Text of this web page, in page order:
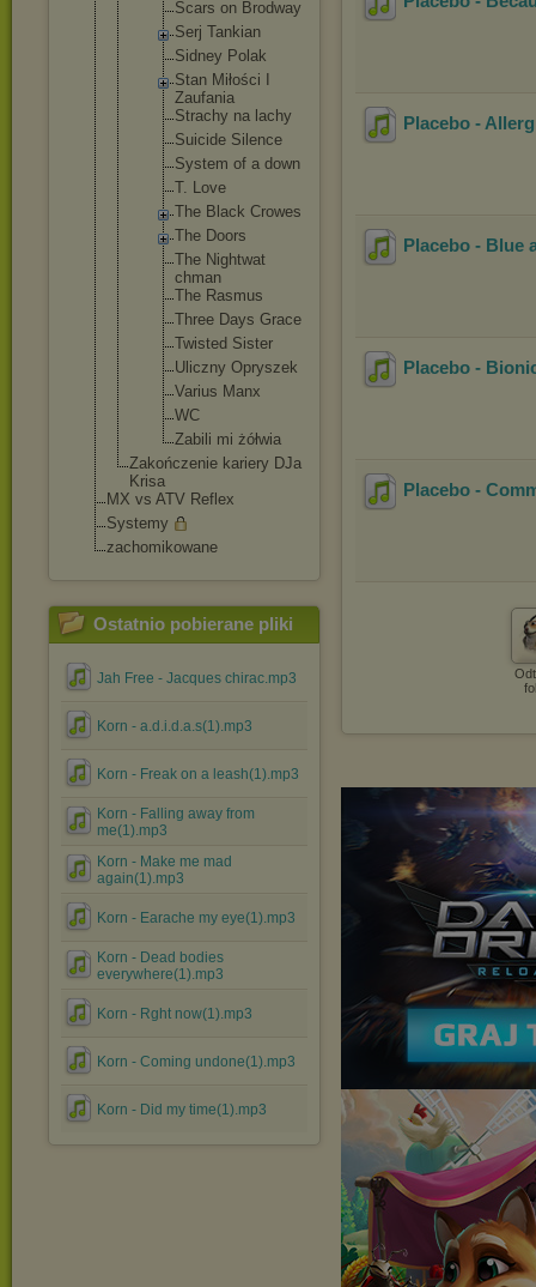
Scars on Brodway
Serj Tankian
Sidney Polak
Stan Miłości I
Zaufania
Strachy na lachy
Suicide Silence
System of a down
T. Love
The Black Crowes
The Doors
The Nightwat
chman
The Rasmus
Three Days Grace
Twisted Sister
Uliczny Opryszek
Varius Manx
WC
Zabili mi żółwia
Zakończenie kariery DJa
Krisa
MX vs ATV Reflex
Systemy
zachomikowane
Ostatnio pobierane pliki
Jah Free - Jacques chirac.mp3
Korn - a.d.i.d.a.s(1).mp3
Korn - Freak on a leash(1).mp3
Korn - Falling away from
me(1).mp3
Korn - Make me mad
again(1).mp3
Korn - Earache my eye(1).mp3
Korn - Dead bodies
everywhere(1).mp3
Korn - Rght now(1).mp3
Korn - Coming undone(1).mp3
Korn - Did my time(1).mp3
Placebo -
Placebo - Blue
Placebo -
Placebo -